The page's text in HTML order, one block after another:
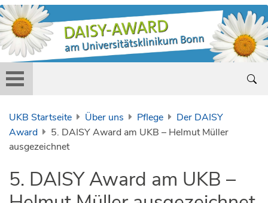
UKB Startseite Über uns Pflege
Der DAISY
Award
5. DAISY Award am UKB – Helmut Müller
ausgezeichnet
5. DAISY Award am UKB –